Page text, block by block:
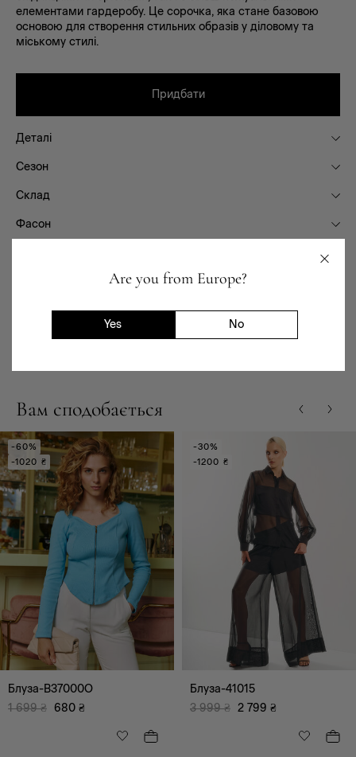
Are you from Europe?
Yes No
елементами гардеробу. Це сорочка, яка стане базовою
основою для створення стильних образів у діловому та
міському стилі.
Придбати
Деталі
Сезон
Склад
Фасон
Доставка та повернення
Наявність в магазинах
Вам сподобається
-60%
-1020 ₴
Блуза-B37000O
1 699 ₴ 680 ₴
-30%
-1200 ₴
Блуза-41015
3 999 ₴ 2 799 ₴